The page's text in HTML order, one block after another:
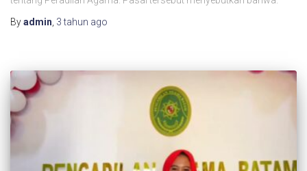
Byadmin 3 tahun ago